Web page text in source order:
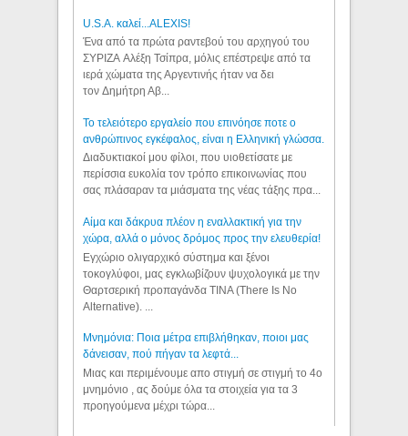
U.S.A. καλεί...ALEXIS!
Ένα από τα πρώτα ραντεβού του αρχηγού του
ΣΥΡΙΖΑ Αλέξη Τσίπρα, μόλις επέστρεψε από τα
ιερά χώματα της Αργεντινής ήταν να δει
τον Δημήτρη Αβ...
Το τελειότερο εργαλείο που επινόησε ποτε ο
ανθρώπινος εγκέφαλος, είναι η Ελληνική γλώσσα.
Διαδυκτιακοί μου φίλοι, που υιοθετίσατε με
περίσσια ευκολία τον τρόπο επικοινωνίας που
σας πλάσαραν τα μιάσματα της νέας τάξης πρα...
Αίμα και δάκρυα πλέον η εναλλακτική για την
χώρα, αλλά ο μόνος δρόμος προς την ελευθερία!
Εγχώριο ολιγαρχικό σύστημα και ξένοι
τοκογλύφοι, μας εγκλωβίζουν ψυχολογικά με την
Θαρτσερική προπαγάνδα TINA (There Is No
Alternative). ...
Μνημόνια: Ποια μέτρα επιβλήθηκαν, ποιοι μας
δάνεισαν, πού πήγαν τα λεφτά...
Μιας και περιμένουμε απο στιγμή σε στιγμή το 4ο
μνημόνιο , ας δούμε όλα τα στοιχεία για τα 3
προηγούμενα μέχρι τώρα...